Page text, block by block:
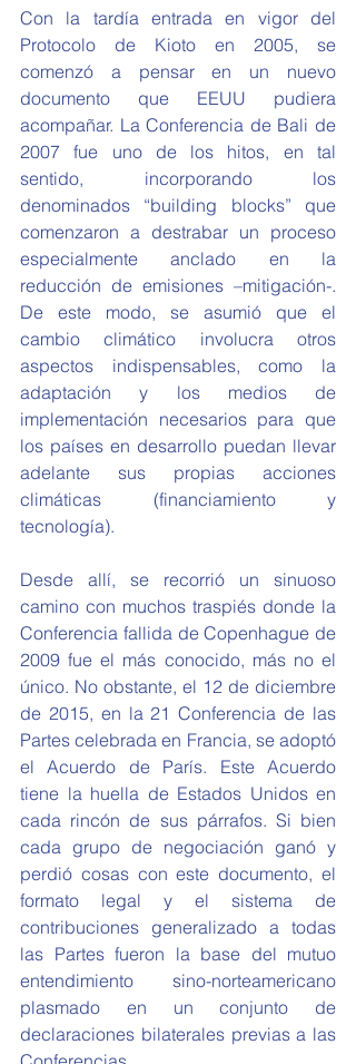
Con la tardía entrada en vigor del
Protocolo de Kioto en 2005, se
comenzó a pensar en un nuevo
documento que EEUU pudiera
acompañar. La Conferencia de Bali de
2007 fue uno de los hitos, en tal
sentido, incorporando los
denominados “building blocks” que
comenzaron a destrabar un proceso
especialmente anclado en la
reducción de emisiones –mitigación-.
De este modo, se asumió que el
cambio climático involucra otros
aspectos indispensables, como la
adaptación y los medios de
implementación necesarios para que
los países en desarrollo puedan llevar
adelante sus propias acciones
climáticas (financiamiento y
tecnología).
Desde allí, se recorrió un sinuoso
camino con muchos traspiés donde la
Conferencia fallida de Copenhague de
2009 fue el más conocido, más no el
único. No obstante, el 12 de diciembre
de 2015, en la 21 Conferencia de las
Partes celebrada en Francia, se adoptó
el Acuerdo de París. Este Acuerdo
tiene la huella de Estados Unidos en
cada rincón de sus párrafos. Si bien
cada grupo de negociación ganó y
perdió cosas con este documento, el
formato legal y el sistema de
contribuciones generalizado a todas
las Partes fueron la base del mutuo
entendimiento sino-norteamericano
plasmado en un conjunto de
declaraciones bilaterales previas a las